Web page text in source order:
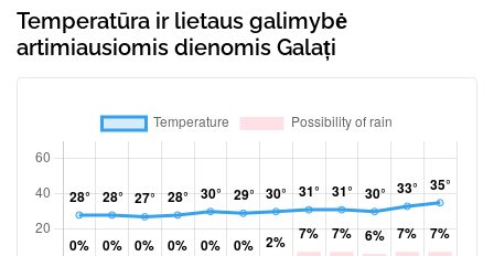
Temperatūra ir lietaus galimybė
artimiausiomis dienomis Galați